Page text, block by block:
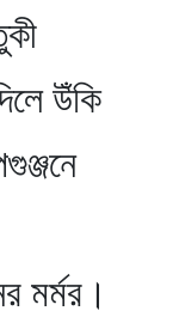
উঁকি
মর্মর।